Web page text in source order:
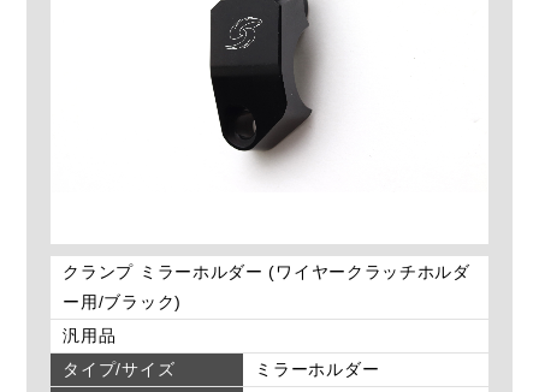
クランプ ミラーホルダー (ワイヤークラッチホルダ
ー用/ブラック)
汎用品
タイプ/サイズ
ミラーホルダー